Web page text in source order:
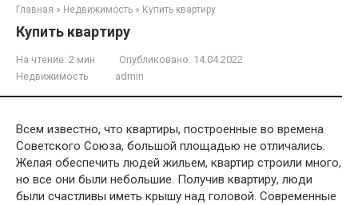
Главная » Недвижимость » Купить квартиру
Купить квартиру
На чтение: 2 мин Опубликовано: 14.04.2022
Недвижимость
admin
Всем известно, что квартиры, построенные во времена
Советского Союза, большой площадью не отличались.
Желая обеспечить людей жильем, квартир строили много,
но все они были небольшие. Получив квартиру, люди
были счастливы иметь крышу над головой. Современные